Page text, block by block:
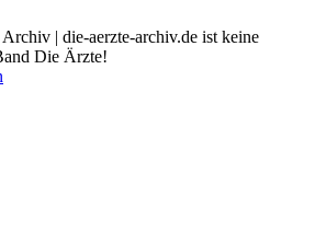
| die-aerzte-archiv.de ist keine
Die Ärzte!